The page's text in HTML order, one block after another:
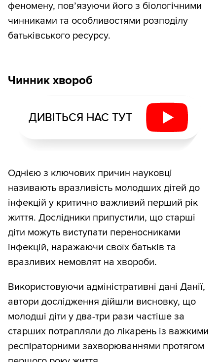
феномену, пов’язуючи його з біологічними
чинниками та особливостями розподілу
батьківського ресурсу.
Чинник хвороб
ДИВІТЬСЯ НАС ТУТ
Однією з ключових причин науковці
називають вразливість молодших дітей до
інфекцій у критично важливий перший рік
життя. Дослідники припустили, що старші
діти можуть виступати переносниками
інфекцій, наражаючи своїх батьків та
вразливих немовлят на хвороби.
Використовуючи адміністративні дані Данії,
автори дослідження дійшли висновку, що
молодші діти у два-три рази частіше за
старших потрапляли до лікарень із важкими
респіраторними захворюваннями протягом